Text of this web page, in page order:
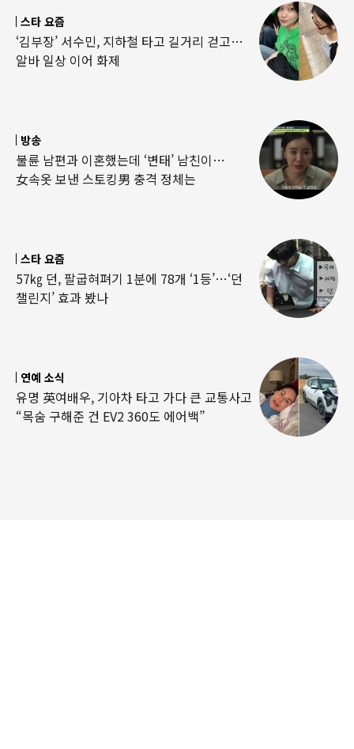
스타 요즘
‘김부장’ 서수민, 지하철 타고 길거리 걷고…
알바 일상 이어 화제
방송
불륜 남편과 이혼했는데 ‘변태’ 남친이…
女속옷 보낸 스토킹男 충격 정체는
스타 요즘
57㎏ 던, 팔굽혀펴기 1분에 78개 ‘1등’…‘던
챌린지’ 효과 봤나
연예 소식
유명 英여배우, 기아차 타고 가다 큰 교통사고
“목숨 구해준 건 EV2 360도 에어백”